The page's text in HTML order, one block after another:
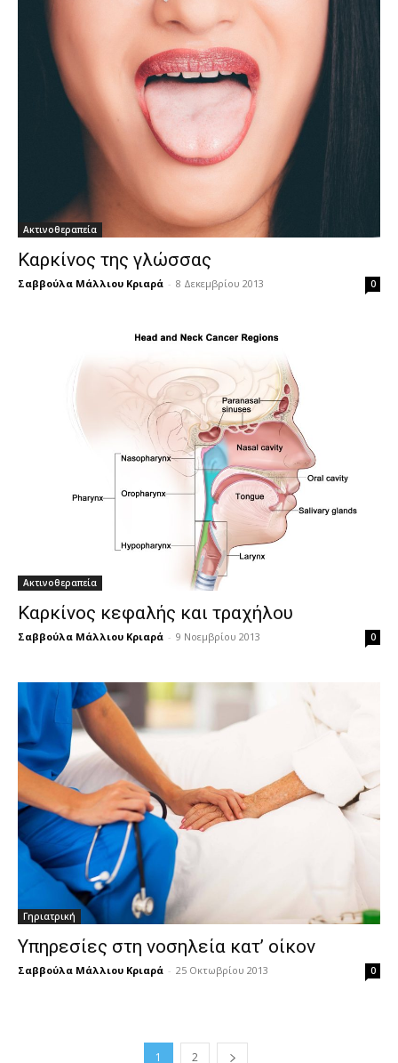
Ακτινοθεραπεία
Καρκίνος της γλώσσας
Σαββούλα Μάλλιου Κριαρά - 8 Δεκεμβρίου 2013 0
Ακτινοθεραπεία
Καρκίνος κεφαλής και τραχήλου
Σαββούλα Μάλλιου Κριαρά - 9 Νοεμβρίου 2013 0
Γηριατρική
Υπηρεσίες στη νοσηλεία κατ’ οίκον
Σαββούλα Μάλλιου Κριαρά - 25 Οκτωβρίου 2013 0
1 2